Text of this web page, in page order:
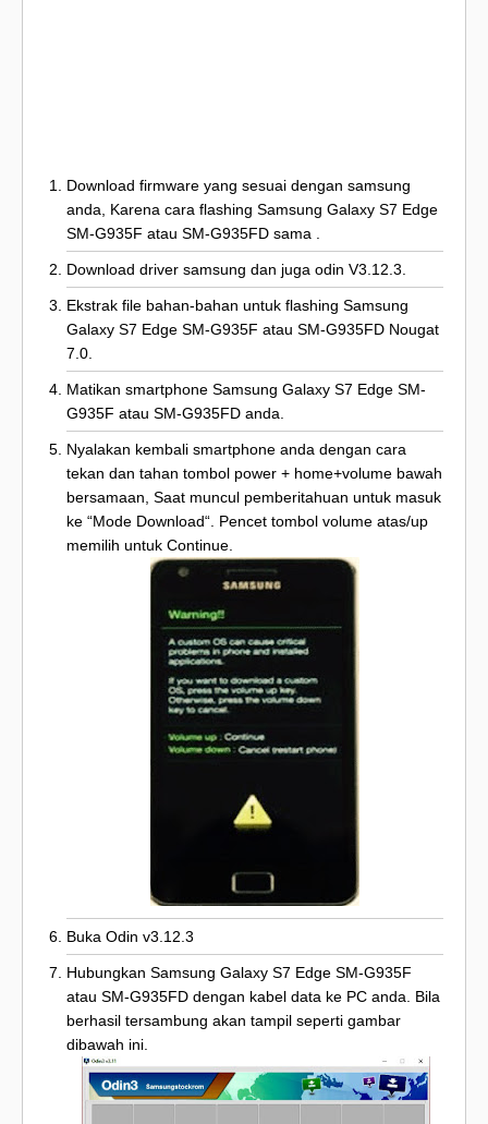
Download firmware yang sesuai dengan samsung
anda, Karena cara flashing Samsung Galaxy S7 Edge
SM-G935F atau SM-G935FD sama .
Download driver samsung dan juga odin V3.12.3.
Ekstrak file bahan-bahan untuk flashing Samsung
Galaxy S7 Edge SM-G935F atau SM-G935FD Nougat
7.0.
Matikan smartphone Samsung Galaxy S7 Edge SM-
G935F atau SM-G935FD anda.
Nyalakan kembali smartphone anda dengan cara
tekan dan tahan tombol power + home+volume bawah
bersamaan, Saat muncul pemberitahuan untuk masuk
ke “Mode Download“. Pencet tombol volume atas/up
memilih untuk Continue.
Buka Odin v3.12.3
Hubungkan Samsung Galaxy S7 Edge SM-G935F
atau SM-G935FD dengan kabel data ke PC anda. Bila
berhasil tersambung akan tampil seperti gambar
dibawah ini.